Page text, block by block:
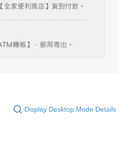
Display Desktop Mode Details